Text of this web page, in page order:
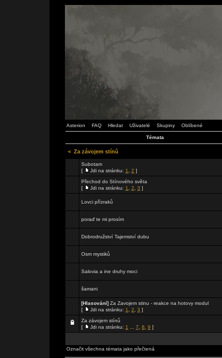
Asterion FAQ Hledat Uživatelé Skupiny Oblíbené
Témata
< Za závojem stínů
Subotam
[
Jdi na stránku: 1 2 ]
Přechod do Stínového světa
[
Jdi na stránku: 1 2 3 ]
Lovci přízraků
poraď te mi prosím
Dobrodružství Tajemství dubu
Osm mystiků
Salovia a ine druhy moci
šamani
[Hlasování] Za Zavojem stinu - reakce na hotovy modul
[
Jdi na stránku: 1 2 3 ]
Za závojem stínů
[
Jdi na stránku: 1 7 8 9 ]
Označit všechna témata jako přečtená